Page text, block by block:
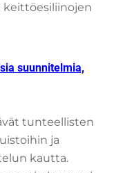
keittöesiliinojen
suunnitelmia,
tunteellisten
ja
kautta.